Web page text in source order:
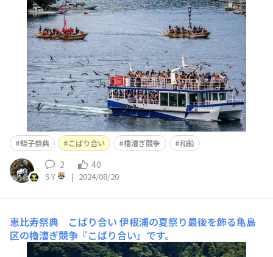
蛭子祭典 こばり合い 櫓漕ぎ競争 和船
2 40
S.Y | 2024/08/20
恵比寿祭典 こばり合い 伊根浦の夏祭り最後を飾る亀島
区の櫓漕ぎ競争『こばり合い』です。